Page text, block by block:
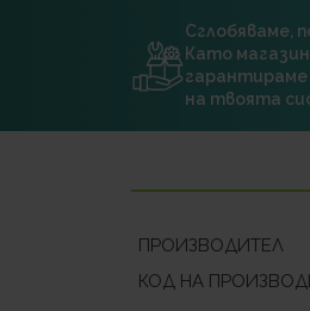
Сглобяваме,
Като
гарантираме
на твоята
ПРОИЗВОДИТЕЛ
КОД НА